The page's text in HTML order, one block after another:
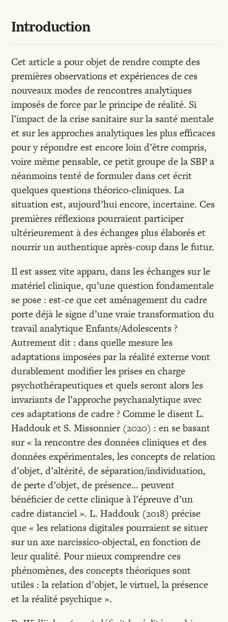
Introduction
Cet article a pour objet de rendre compte des
premières observations et expériences de ces
nouveaux modes de rencontres analytiques
imposés de force par le principe de réalité. Si
l’impact de la crise sanitaire sur la santé mentale
et sur les approches analytiques les plus efficaces
pour y répondre est encore loin d’être compris,
voire même pensable, ce petit groupe de la SBP a
néanmoins tenté de formuler dans cet écrit
quelques questions théorico-cliniques. La
situation est, aujourd’hui encore, incertaine. Ces
premières réflexions pourraient participer
ultérieurement à des échanges plus élaborés et
nourrir un authentique après-coup dans le futur.
Il est assez vite apparu, dans les échanges sur le
matériel clinique, qu’une question fondamentale
se pose : est-ce que cet aménagement du cadre
porte déjà le signe d’une vraie transformation du
travail analytique Enfants/Adolescents ?
Autrement dit : dans quelle mesure les
adaptations imposées par la réalité externe vont
durablement modifier les prises en charge
psychothérapeutiques et quels seront alors les
invariants de l’approche psychanalytique avec
ces adaptations de cadre ? Comme le disent L.
Haddouk et S. Missonnier (2020) : en se basant
sur « la rencontre des données cliniques et des
données expérimentales, les concepts de relation
d’objet, d’altérité, de séparation/individuation,
de perte d’objet, de présence… peuvent
bénéficier de cette clinique à l’épreuve d’un
cadre distanciel ». L. Haddouk (2018) précise
que « les relations digitales pourraient se situer
sur un axe narcissico-objectal, en fonction de
leur qualité. Pour mieux comprendre ces
phénomènes, des concepts théoriques sont
utiles : la relation d’objet, le virtuel, la présence
et la réalité psychique ».